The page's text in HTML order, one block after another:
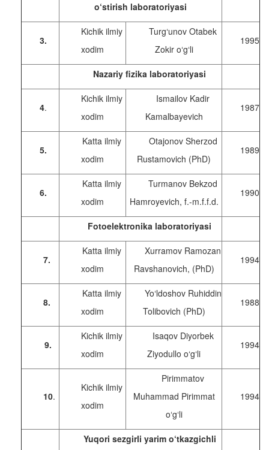
o‘stirish laboratoriyasi
3.
Kichik ilmiy
xodim
Turg‘unov Otabek
Zokir o‘g‘li
1995
Nazariy fizika laboratoriyasi
4.
Kichik ilmiy
xodim
Ismailov Kadir
Kamalbayevich
1987
5.
Katta ilmiy
xodim
Otajonov Sherzod
Rustamovich (PhD)
1989
6.
Katta ilmiy
xodim
Turmanov Bekzod
Hamroyevich, f.-m.f.f.d.
1990
Fotoelektronika laboratoriyasi
7.
Katta ilmiy
xodim
Xurramov Ramozan
Ravshanovich, (PhD)
1994
8.
Katta ilmiy
xodim
Yo‘ldoshov Ruhiddin
Tolibovich (PhD)
1988
9.
Kichik ilmiy
xodim
Isaqov Diyorbek
Ziyodullo o‘g‘li
1994
10.
Kichik ilmiy
xodim
Pirimmatov
Muhammad Pirimmat
o‘g‘li
1994
Yuqori sezgirli yarim o‘tkazgichli